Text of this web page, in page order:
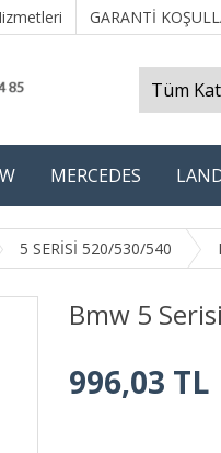
GARANTİ
MERCEDES
5 SERİSİ 520/530/540
Bmw 5
996,03 TL